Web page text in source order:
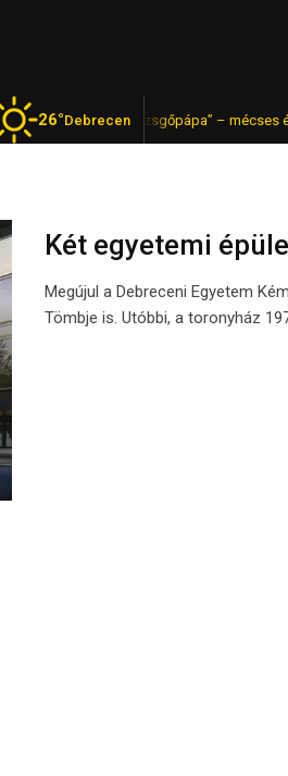
26°Debrecen
a magyar „pezsgőpápa” – mécses égett
Két egyetemi
Megújul a Debreceni Egyetem
Tömbje is. Utóbbi, a toronyház